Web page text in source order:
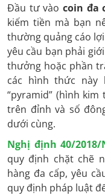
Đầu tư vào coin đa
kiếm tiền mà bạn
thường quảng cáo
yêu cầu bạn phải
thưởng hoặc phần
các hình thức này
“pyramid” (hình
trên đỉnh và số
dưới cùng.
Nghị định 40/2018/
quy định chặt chẽ
hàng đa cấp, yêu
quy định pháp luật